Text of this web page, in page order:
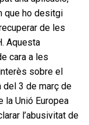
que ho desitgi
de les
Aquesta
cara a les
sobre el
del 3 de març de
la Unió Europea
l’abusivitat de